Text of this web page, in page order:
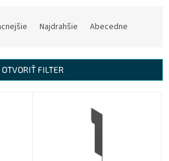
Najdrahšie Abecedne
OTVORIŤ FILTER